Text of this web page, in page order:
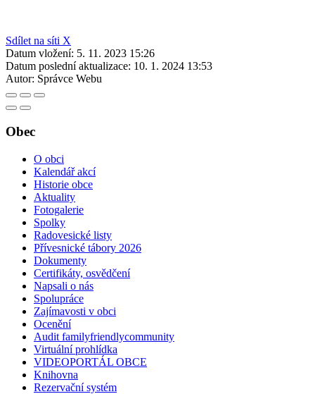
Sdílet na síti X
Datum vložení: 5. 11. 2023 15:26
Datum poslední aktualizace: 10. 1. 2024 13:53
Autor: Správce Webu
Obec
O obci
Kalendář akcí
Historie obce
Aktuality
Fotogalerie
Spolky
Radovesické listy
Přívesnické tábory 2026
Dokumenty
Certifikáty, osvědčení
Napsali o nás
Spolupráce
Zajímavosti v obci
Ocenění
Audit familyfriendlycommunity
Virtuální prohlídka
VIDEOPORTÁL OBCE
Knihovna
Rezervační systém